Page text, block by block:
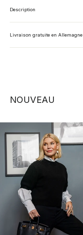
Description
Livraison gratuite en Allemagne
NOUVEAU